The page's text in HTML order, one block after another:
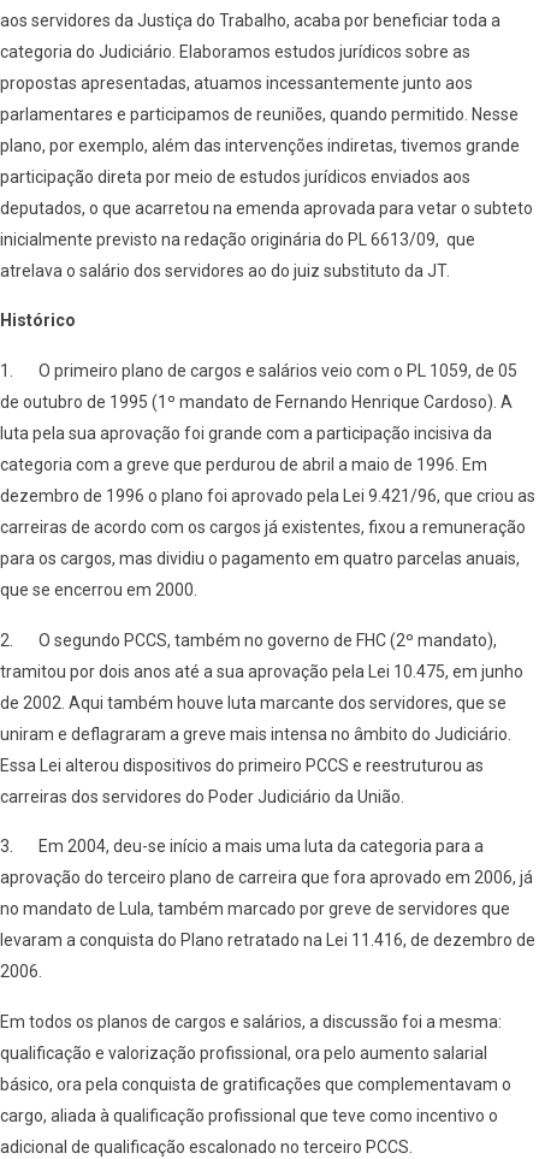
aos servidores da Justiça do Trabalho, acaba por beneficiar toda a
categoria do Judiciário. Elaboramos estudos jurídicos sobre as
propostas apresentadas, atuamos incessantemente junto aos
parlamentares e participamos de reuniões, quando permitido. Nesse
plano, por exemplo, além das intervenções indiretas, tivemos grande
participação direta por meio de estudos jurídicos enviados aos
deputados, o que acarretou na emenda aprovada para vetar o subteto
inicialmente previsto na redação originária do PL 6613/09, que
atrelava o salário dos servidores ao do juiz substituto da JT.
Histórico
1. O primeiro plano de cargos e salários veio com o PL 1059, de 05
de outubro de 1995 (1º mandato de Fernando Henrique Cardoso). A
luta pela sua aprovação foi grande com a participação incisiva da
categoria com a greve que perdurou de abril a maio de 1996. Em
dezembro de 1996 o plano foi aprovado pela Lei 9.421/96, que criou as
carreiras de acordo com os cargos já existentes, fixou a remuneração
para os cargos, mas dividiu o pagamento em quatro parcelas anuais,
que se encerrou em 2000.
2. O segundo PCCS, também no governo de FHC (2º mandato),
tramitou por dois anos até a sua aprovação pela Lei 10.475, em junho
de 2002. Aqui também houve luta marcante dos servidores, que se
uniram e deflagraram a greve mais intensa no âmbito do Judiciário.
Essa Lei alterou dispositivos do primeiro PCCS e reestruturou as
carreiras dos servidores do Poder Judiciário da União.
3. Em 2004, deu-se início a mais uma luta da categoria para a
aprovação do terceiro plano de carreira que fora aprovado em 2006, já
no mandato de Lula, também marcado por greve de servidores que
levaram a conquista do Plano retratado na Lei 11.416, de dezembro de
2006.
Em todos os planos de cargos e salários, a discussão foi a mesma:
qualificação e valorização profissional, ora pelo aumento salarial
básico, ora pela conquista de gratificações que complementavam o
cargo, aliada à qualificação profissional que teve como incentivo o
adicional de qualificação escalonado no terceiro PCCS.